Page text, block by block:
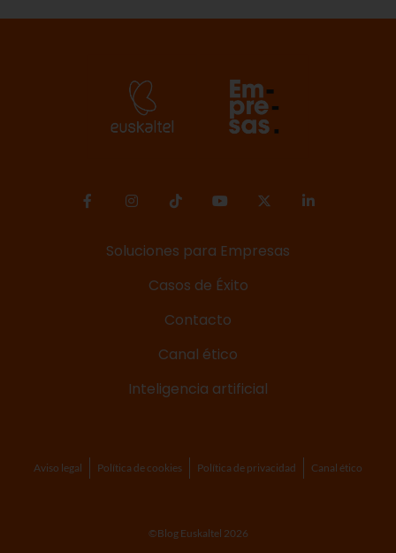
Soluciones para Empresas
Casos de Éxito
Contacto
Canal ético
Inteligencia artificial
Aviso legal Política de cookies Política de privacidad Canal ético
©Blog Euskaltel 2026